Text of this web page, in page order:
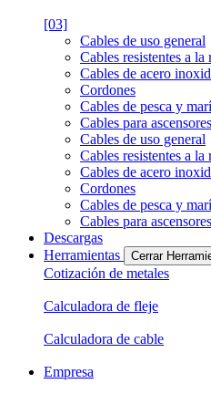
[03]
Cables de uso general
Cables resistentes a
Cables de acero
Cordones
Cables de pesca y
Cables para ascensores
Cables de uso general
Cables resistentes a
Cables de acero
Cordones
Cables de pesca y
Cables para ascensores
Descargas
Herramientas
Cerrar
Cotización de metales
Calculadora de fleje
Calculadora de cable
Empresa